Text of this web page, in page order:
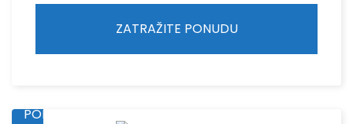
ZATRAŽITE PONUDU
PONUDU